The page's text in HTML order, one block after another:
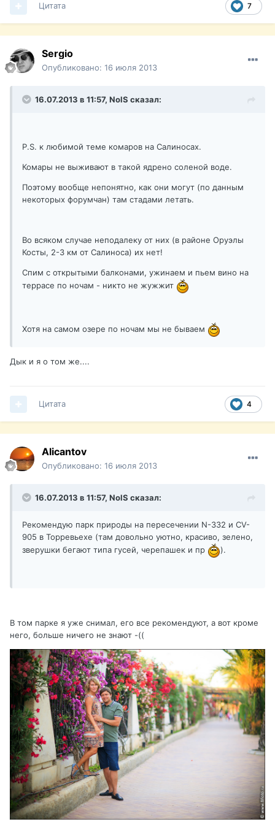
7
Цитата
Sergio
Опубликовано: 16 июля 2013
16.07.2013 в 11:57, NolS сказал:
P.S. к любимой теме комаров на Салиносах.
Комары не выживают в такой ядрено соленой воде.
Поэтому вообще непонятно, как они могут (по данным
некоторых форумчан) там стадами летать.
Во всяком случае неподалеку от них (в районе Оруэлы
Косты, 2-3 км от Салиноса) их нет!
Спим с открытыми балконами, ужинаем и пьем вино на
террасе по ночам - никто не жужжит
Хотя на самом озере по ночам мы не бываем
Дык и я о том же....
4
Цитата
Alicantov
Опубликовано: 16 июля 2013
16.07.2013 в 11:57, NolS сказал:
Рекомендую парк природы на пересечении N-332 и CV-
905 в Торревьехе (там довольно уютно, красиво, зелено,
зверушки бегают типа гусей, черепашек и пр
).
В том парке я уже снимал, его все рекомендуют, а вот кроме
него, больше ничего не знают -((